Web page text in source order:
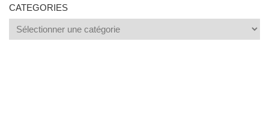
CATEGORIES
Categories